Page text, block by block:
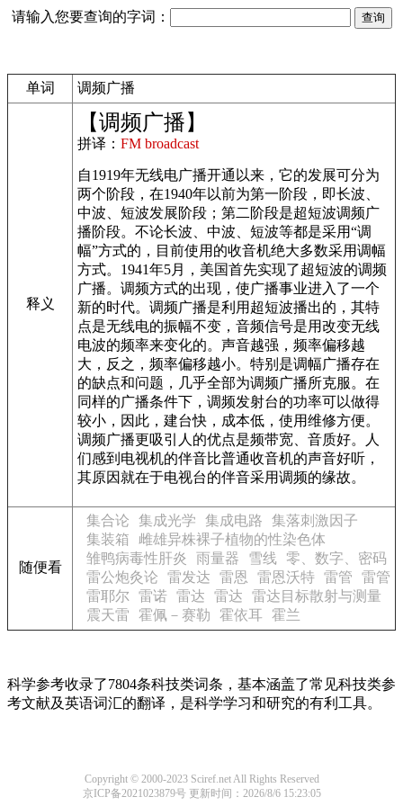
请输入您要查询的字词：
单词 调频广播
释义
【调频广播】
拼译： FM broadcast
自1919年无线电广播开通以来，它的发展可分为
两个阶段，在1940年以前为第一阶段，即长波、
中波、短波发展阶段；第二阶段是超短波调频广
播阶段。不论长波、中波、短波等都是采用“调
幅”方式的，目前使用的收音机绝大多数采用调幅
方式。1941年5月，美国首先实现了超短波的调频
广播。调频方式的出现，使广播事业进入了一个
新的时代。调频广播是利用超短波播出的，其特
点是无线电的振幅不变，音频信号是用改变无线
电波的频率来变化的。声音越强，频率偏移越
大，反之，频率偏移越小。特别是调幅广播存在
的缺点和问题，几乎全部为调频广播所克服。在
同样的广播条件下，调频发射台的功率可以做得
较小，因此，建台快，成本低，使用维修方便。
调频广播更吸引人的优点是频带宽、音质好。人
们感到电视机的伴音比普通收音机的声音好听，
其原因就在于电视台的伴音采用调频的缘故。
随便看
集合论 集成光学 集成电路
集落刺激因子
集装箱
雌雄异株裸子植物的性染色体
雏鸭病毒性肝炎
雨量器 雪线
零、数字、密码
雷公炮灸论
雷发达 雷恩 雷恩沃特 雷管
雷管
雷耶尔
雷诺 雷达 雷达
雷达目标散射与测量
震天雷
霍佩－赛勒 霍依耳 霍兰
科学参考收录了7804条科技类词条，基本涵盖了常见科技类参
考文献及英语词汇的翻译，是科学学习和研究的有利工具。
Copyright © 2000-2023 Sciref.net All Rights Reserved
京ICP备2021023879号更新时间：2026/8/6 15:23:05